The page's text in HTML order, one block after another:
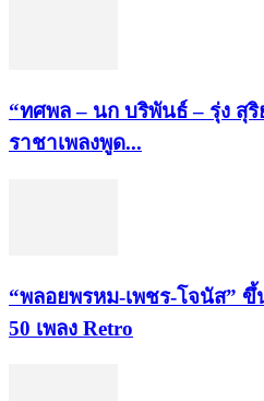
“ทศพล – นก บริพันธ์ – รุ่ง สุ
ราชาเพลงพูด...
“พลอยพรหม-เพชร-โจนัส”
50 เพลง Retro